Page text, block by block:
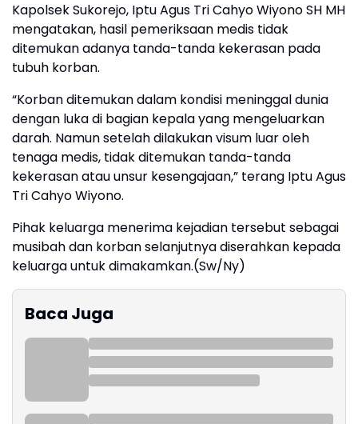
Kapolsek Sukorejo, Iptu Agus Tri Cahyo Wiyono SH MH
mengatakan, hasil pemeriksaan medis tidak
ditemukan adanya tanda-tanda kekerasan pada
tubuh korban.
“Korban ditemukan dalam kondisi meninggal dunia
dengan luka di bagian kepala yang mengeluarkan
darah. Namun setelah dilakukan visum luar oleh
tenaga medis, tidak ditemukan tanda-tanda
kekerasan atau unsur kesengajaan,” terang Iptu Agus
Tri Cahyo Wiyono.
Pihak keluarga menerima kejadian tersebut sebagai
musibah dan korban selanjutnya diserahkan kepada
keluarga untuk dimakamkan.(Sw/Ny)
Baca Juga